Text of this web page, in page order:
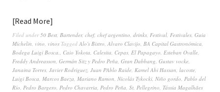
Read More
Filed under 50 Best Bartender, chef, chef argentino drinks Festival Festivales Guia
Michelin vino vinos Tagged Alo's Bistro Alvaro Clavijo BA Capital Gastronómica
Bodega Luigi Bosca.
Caio Yokota Calesita Cepas El Papagayo Esteban Ovalle
Freddy Andreasson Germán Sitz y Pedro Peña Gran Dabbang Gustav vocke
Janaina Torres Javier Rodriguez Juan PAblo Raide Kamel Abi Hassan lacoste
Luigi Bosca Marcos Baeza Mariano Ramon Nicolás Tykocki Niño gordo Pablo del
Río Pedro Bargero Pedro Chavarria Pedro Peña St. Pellegrino Tássia Magalhães